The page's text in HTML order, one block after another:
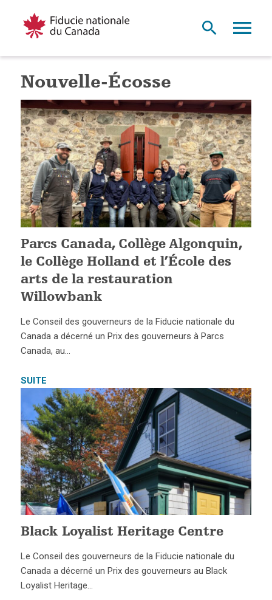
Nouvelle-Écosse
Parcs Canada, Collège Algonquin,
le Collège Holland et l’École des
arts de la restauration
Willowbank
Le Conseil des gouverneurs de la Fiducie nationale du
Canada a décerné un Prix des gouverneurs à Parcs
Canada, au…
SUITE
Black Loyalist Heritage Centre
Le Conseil des gouverneurs de la Fiducie nationale du
Canada a décerné un Prix des gouverneurs au Black
Loyalist Heritage…